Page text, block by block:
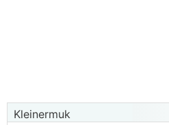
Kleinermuk